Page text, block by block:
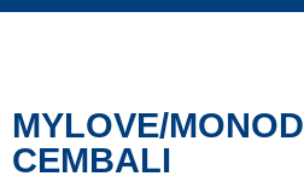
MYLOVE/
CEMBALI